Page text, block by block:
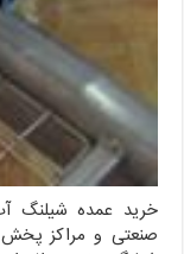
خرید عمده شیلنگ
صنعتی و مراکز